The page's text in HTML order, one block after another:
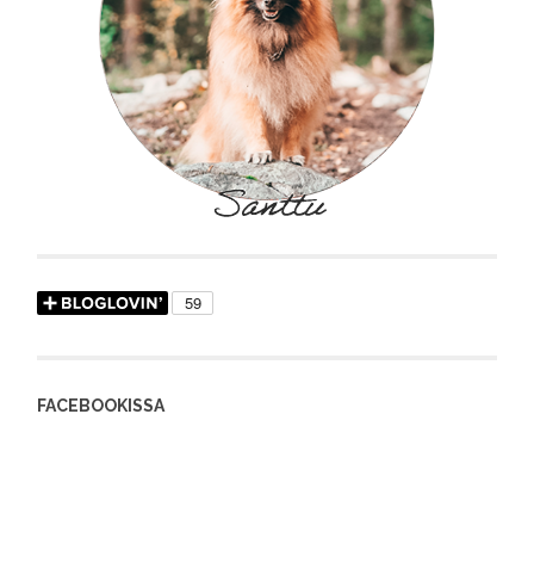
FACEBOOKISSA